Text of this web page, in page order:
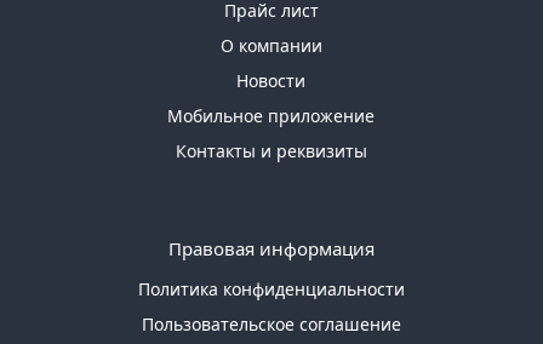
Прайс лист
О компании
Новости
Мобильное приложение
Контакты и реквизиты
Правовая информация
Политика конфиденциальности
Пользовательское соглашение